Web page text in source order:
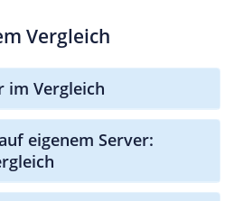
Vergleich
im Vergleich
eigenem Server: